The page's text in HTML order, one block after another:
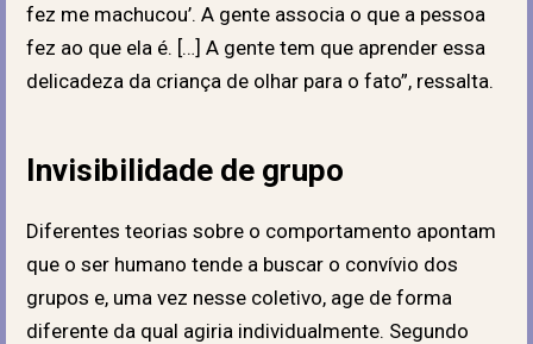
fez me machucou’. A gente associa o que a pessoa
fez ao que ela é. […] A gente tem que aprender essa
delicadeza da criança de olhar para o fato”, ressalta.
Invisibilidade de grupo
Diferentes teorias sobre o comportamento apontam
que o ser humano tende a buscar o convívio dos
grupos e, uma vez nesse coletivo, age de forma
diferente da qual agiria individualmente. Segundo